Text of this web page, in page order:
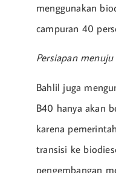
menggunakan
campuran 40
Persiapan
Bahlil juga
B40 hanya akan
karena
transisi ke
pengembangan